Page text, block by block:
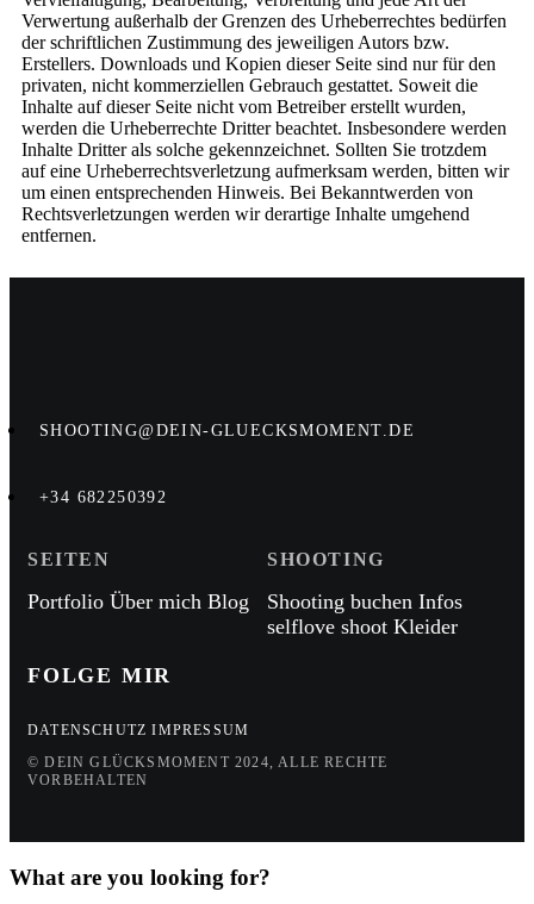
Verwertung außerhalb der Grenzen des Urheberrechtes bedürfen
der schriftlichen Zustimmung des jeweiligen Autors bzw.
Erstellers. Downloads und Kopien dieser Seite sind nur für den
privaten, nicht kommerziellen Gebrauch gestattet. Soweit die
Inhalte auf dieser Seite nicht vom Betreiber erstellt wurden,
werden die Urheberrechte Dritter beachtet. Insbesondere werden
Inhalte Dritter als solche gekennzeichnet. Sollten Sie trotzdem
auf eine Urheberrechtsverletzung aufmerksam werden, bitten wir
um einen entsprechenden Hinweis. Bei Bekanntwerden von
Rechtsverletzungen werden wir derartige Inhalte umgehend
entfernen.
SHOOTING@DEIN-GLUECKSMOMENT.DE
+34 682250392
SEITEN
Portfolio Über mich Blog
SHOOTING
Shooting buchen Infos
selflove shoot Kleider
FOLGE MIR
DATENSCHUTZIMPRESSUM
© DEIN GLÜCKSMOMENT 2024, ALLE RECHTE
VORBEHALTEN
What are you looking for?